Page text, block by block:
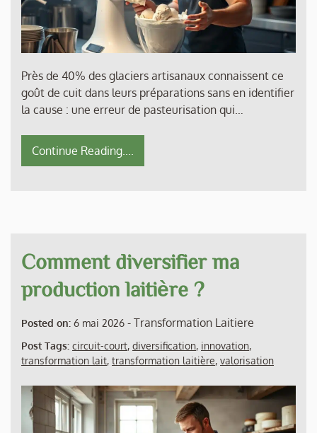
Près de 40% des glaciers artisanaux connaissent ce
goût de cuit dans leurs préparations sans en identifier
la cause : une erreur de pasteurisation qui…
Continue Reading....
Comment diversifier ma
production laitière ?
Posted on: 6 mai 2026 - Transformation Laitiere
Post Tags: circuit-court, diversification, innovation,
transformation lait, transformation laitière, valorisation